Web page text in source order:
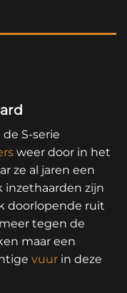
S-serie
weer door in het
ze al jaren een
inzethaarden zijn
doorlopende ruit
tegen de
maar een
vuur in deze